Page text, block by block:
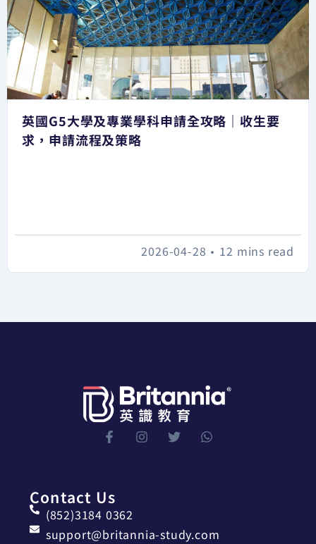
英國G5大學及專業學科申請全攻略｜收生要
求，申請流程及策略
12 mins read
•
2026-04-28
Contact Us
(852)3184 0362
support@britannia-study.com